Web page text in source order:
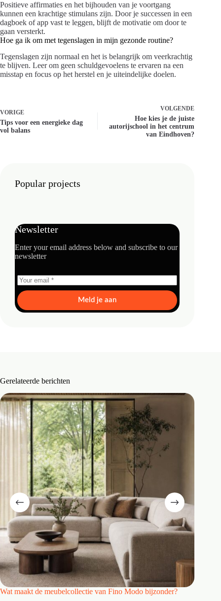
Positieve affirmaties en het bijhouden van je voortgang
kunnen een krachtige stimulans zijn. Door je successen in een
dagboek of app vast te leggen, blijft de motivatie om door te
gaan versterkt.
Hoe ga ik om met tegenslagen in mijn gezonde routine?
Tegenslagen zijn normaal en het is belangrijk om veerkrachtig
te blijven. Leer om geen schuldgevoelens te ervaren na een
misstap en focus op het herstel en je uiteindelijke doelen.
VORIGE
Tips voor een energieke dag
vol balans
VOLGENDE
Hoe kies je de juiste
autorijschool in het centrum
van Eindhoven?
Popular projects
Newsletter
Enter your email address below and subscribe to our
newsletter
Meld je aan
Gerelateerde berichten
Wat maakt de meubelcollectie van Fino Modo bijzonder?